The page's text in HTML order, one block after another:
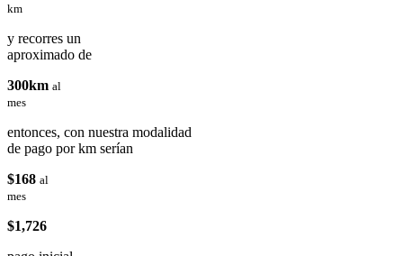
km
y recorres un
aproximado de
300km al
mes
entonces, con nuestra modalidad
de pago por km serían
$168 al
mes
$1,726